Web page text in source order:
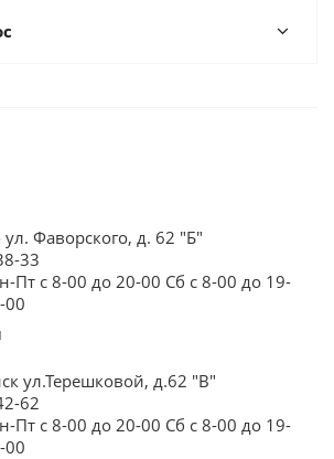
Фаворского, д. 62 "Б"
33
Пт с 8-00 до 20-00 Сб с 8-00 до 19-
00
ул.Терешковой, д.62 "В"
62
Пт с 8-00 до 20-00 Сб с 8-00 до 19-
00